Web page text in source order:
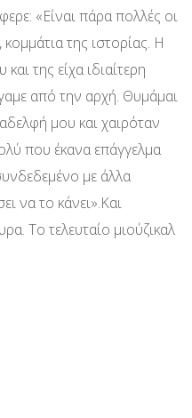
«Είναι πάρα πολλές οι
της ιστορίας. Η
της είχα ιδιαίτερη
από την αρχή. Θυμάμαι
μου και χαιρόταν
που έκανα επάγγελμα
με άλλα
να το κάνει».Και
Το τελευταίο μιούζικαλ